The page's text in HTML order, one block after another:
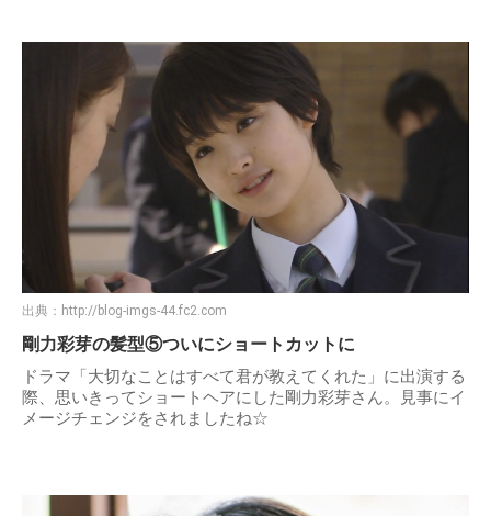
出典： http://blog-imgs-44.fc2.com
剛力彩芽の髪型⑤ついにショートカットに
ドラマ「大切なことはすべて君が教えてくれた」に出演する
際、思いきってショートヘアにした剛力彩芽さん。見事にイ
メージチェンジをされましたね☆